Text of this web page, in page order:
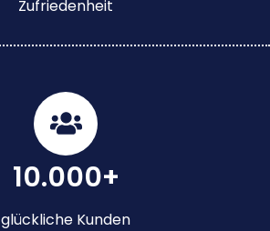
Zufriedenheit
10.000+
glückliche Kunden